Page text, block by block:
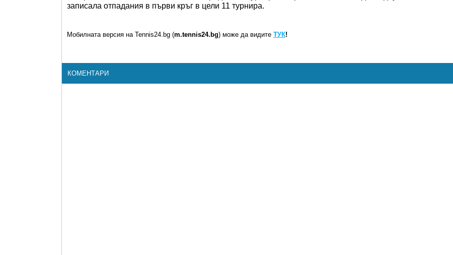
записала отпадания в първи кръг в цели 11 турнира.
Мобилната версия на Tennis24.bg (m.tennis24.bg) може да видите ТУК!
КОМЕНТАРИ